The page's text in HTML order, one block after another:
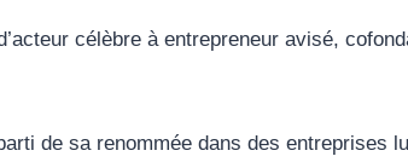
célèbre à entrepreneur avisé,
de sa renommée dans des entreprises